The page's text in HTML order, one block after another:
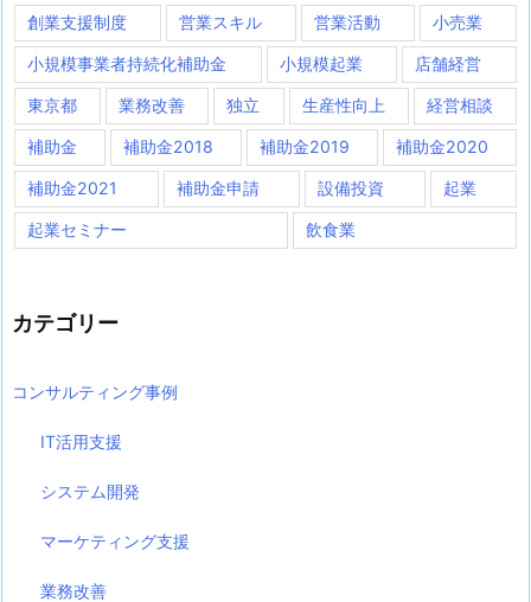
創業支援制度 営業スキル 営業活動 小売業
小規模事業者持続化補助金 小規模起業 店舗経営
東京都 業務改善 独立 生産性向上 経営相談
補助金 補助金2018 補助金2019 補助金2020
補助金2021 補助金申請 設備投資 起業
起業セミナー 飲食業
カテゴリー
コンサルティング事例
IT活用支援
システム開発
マーケティング支援
業務改善